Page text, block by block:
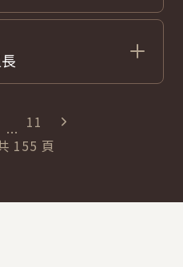
... 11
"最末頁"
155 頁